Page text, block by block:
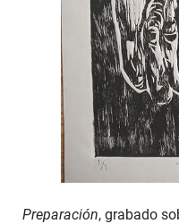
Preparación, grabado